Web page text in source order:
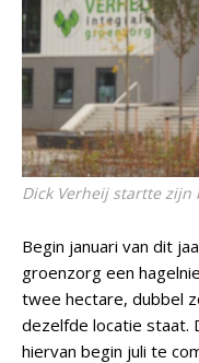
Dick Verheij startte
Begin januari van dit
groenzorg een
twee hectare, dubbel
dezelfde locatie staat.
hiervan begin juli te